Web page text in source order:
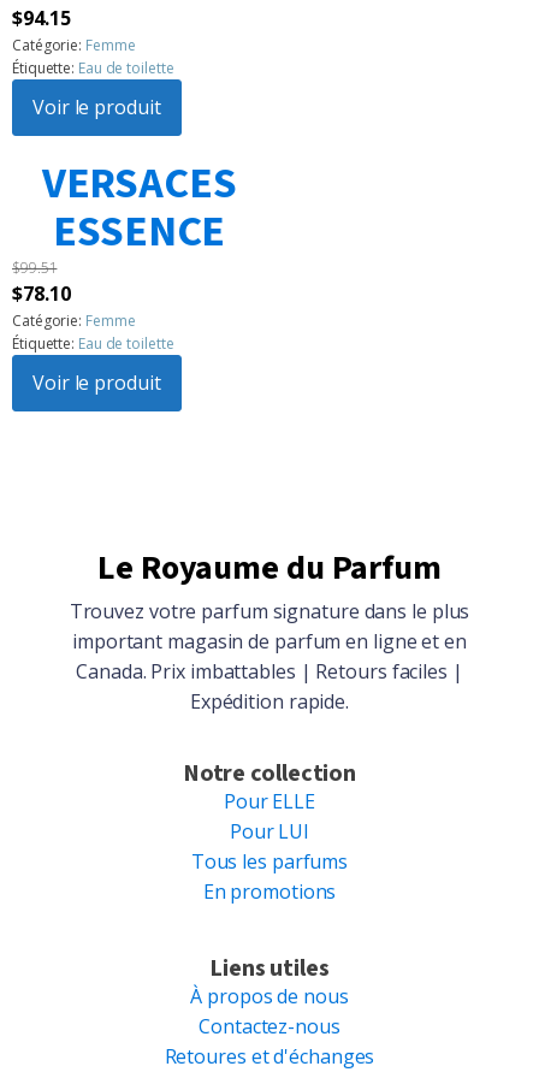
Le
prix
initial
était :
$104.86.
$94.15Le
prix
actuel
est :
$94.15.
Catégorie: Femme
Étiquette: Eau de toilette
Voir le produit
VERSACES
ESSENCE
$99.51
Le
prix
initial
était :
$99.51.
$78.10Le
prix
actuel
est :
$78.10.
Catégorie: Femme
Étiquette: Eau de toilette
Voir le produit
Le Royaume du Parfum
Trouvez votre parfum signature dans le plus
important magasin de parfum en ligne et en
Canada. Prix imbattables | Retours faciles |
Expédition rapide.
Notre collection
Pour ELLE
Pour LUI
Tous les parfums
En promotions
Liens utiles
À propos de nous
Contactez-nous
Retoures et d'échanges